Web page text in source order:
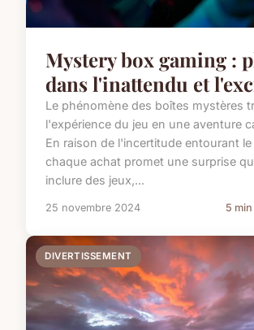
Mystery box gaming :
dans l'inattendu et
Le phénomène des boîtes mystères
l'expérience du jeu en une aventure
En raison de l'incertitude entourant
chaque achat promet une surprise
inclure des jeux,...
25 novembre 2024 5
DIVERTISSEMENT